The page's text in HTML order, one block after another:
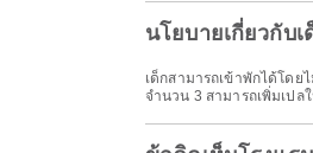
นโยบายเกี่ยวกับเ
เด็กสามารถเข้าพักได้โดย
จำนวน 3 สามารถเพิ่มเปล